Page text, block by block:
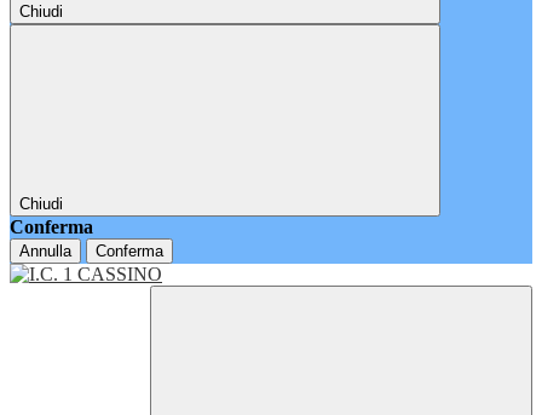
Chiudi
Chiudi
Conferma
Annulla Conferma